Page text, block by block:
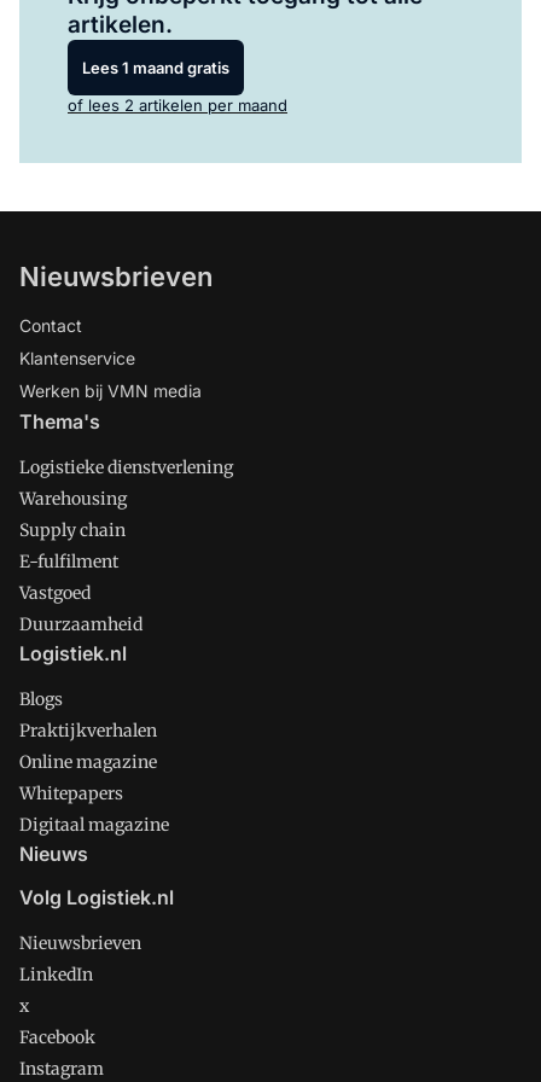
artikelen.
Lees 1 maand gratis
of lees 2 artikelen per maand
Nieuwsbrieven
Contact
Klantenservice
Werken bij VMN media
Thema's
Logistieke dienstverlening
Warehousing
Supply chain
E-fulfilment
Vastgoed
Duurzaamheid
Logistiek.nl
Blogs
Praktijkverhalen
Online magazine
Whitepapers
Digitaal magazine
Nieuws
Volg Logistiek.nl
Nieuwsbrieven
LinkedIn
x
Facebook
Instagram